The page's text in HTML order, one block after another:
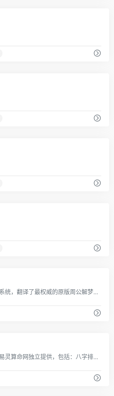
免费周公解梦大全查询系统，翻译了最权威的原版周公解梦资料，拥有最全面的现代周公解梦破解大全查询数据，供广大网友进行解梦查询。同时有免费在线解梦平台为网友解答梦境。
易灵在线排盘系统是由易灵算命网独立提供，包括：八字排盘、梅花易数排盘、六爻排盘、奇门遁甲排盘、紫微斗数排盘、玄空飞星排盘、大六壬排盘等十大玄学排盘系统，是算命大师和风水大师必备之常用工具，值得收藏